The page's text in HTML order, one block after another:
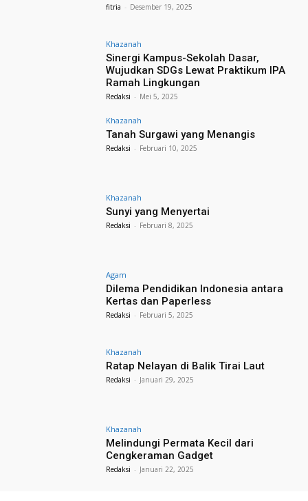
fitria - Desember 19, 2025
Khazanah
Sinergi Kampus-Sekolah Dasar,
Wujudkan SDGs Lewat Praktikum IPA
Ramah Lingkungan
Redaksi - Mei 5, 2025
Khazanah
Tanah Surgawi yang Menangis
Redaksi - Februari 10, 2025
Khazanah
Sunyi yang Menyertai
Redaksi - Februari 8, 2025
Agam
Dilema Pendidikan Indonesia antara
Kertas dan Paperless
Redaksi - Februari 5, 2025
Khazanah
Ratap Nelayan di Balik Tirai Laut
Redaksi - Januari 29, 2025
Khazanah
Melindungi Permata Kecil dari
Cengkeraman Gadget
Redaksi - Januari 22, 2025